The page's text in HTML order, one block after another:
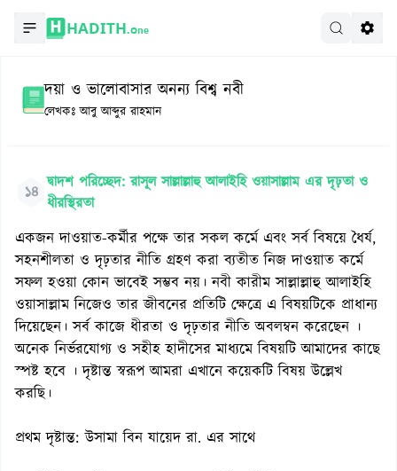
HADITH.One
দয়া ও ভালোবাসার অনন্য বিশ্ব নবী
লেখকঃ আবু আব্দুর রাহমান
১৪
দ্বাদশ পরিচ্ছেদ: রাসূল সাল্লাল্লাহু আলাইহি ওয়াসাল্লাম এর দৃঢ়তা ও
ধীরস্থিরতা
একজন দাওয়াত-কর্মীর পক্ষে তার সকল কর্মে এবং সর্ব বিষয়ে ধৈর্য,
সহনশীলতা ও দৃঢ়তার নীতি গ্রহণ করা ব্যতীত নিজ দাওয়াত কর্মে
সফল হওয়া কোন ভাবেই সম্ভব নয়। নবী কারীম সাল্লাল্লাহু আলাইহি
ওয়াসাল্লাম নিজেও তার জীবনের প্রতিটি ক্ষেত্রে এ বিষয়টিকে প্রাধান্য
দিয়েছেন। সর্ব কাজে ধীরতা ও দৃঢ়তার নীতি অবলম্বন করেছেন ।
অনেক নির্ভরযোগ্য ও সহীহ হাদীসের মাধ্যমে বিষয়টি আমাদের কাছে
স্পষ্ট হবে । দৃষ্টান্ত স্বরূপ আমরা এখানে কয়েকটি বিষয় উল্লেখ
করছি।
প্রথম দৃষ্টান্ত: উসামা বিন যায়েদ রা. এর সাথে